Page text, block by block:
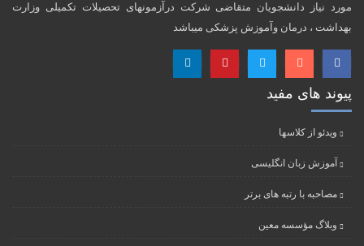
مورد نیاز دانشجویان متقاضی شرکت درآزمونهای تحصیلات تکمیلی وزارت
بهداشت ، درمان وآموزش پزشکی میباشد
پیوند های مفید
ویدئو از کلاسها
آموزش زبان انگلیسی
مصاحبه با رتبه های برتر
وبلاگ مؤسسه معین